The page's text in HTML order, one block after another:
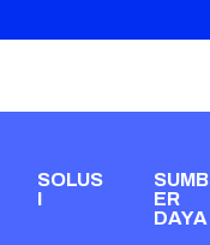
SOLUS
I
SUMB
ER
DAYA